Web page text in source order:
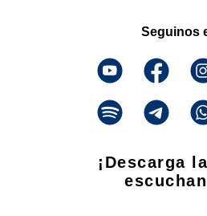
Seguinos
¡Descarga